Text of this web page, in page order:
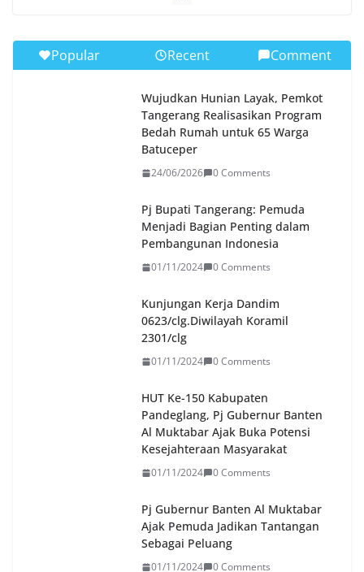
Popular Recent Comment
Wujudkan Hunian Layak, Pemkot
Tangerang Realisasikan Program
Bedah Rumah untuk 65 Warga
Batuceper
24/06/2026 0 Comments
Pj Bupati Tangerang: Pemuda
Menjadi Bagian Penting dalam
Pembangunan Indonesia
01/11/2024 0 Comments
Kunjungan Kerja Dandim
0623/clg.Diwilayah Koramil
2301/clg
01/11/2024 0 Comments
HUT Ke-150 Kabupaten
Pandeglang, Pj Gubernur Banten
Al Muktabar Ajak Buka Potensi
Kesejahteraan Masyarakat
01/11/2024 0 Comments
Pj Gubernur Banten Al Muktabar
Ajak Pemuda Jadikan Tantangan
Sebagai Peluang
01/11/2024 0 Comments